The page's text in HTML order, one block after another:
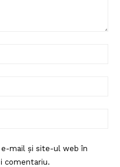
ROMÂNIA
mail și site-ul web în
comentariu.